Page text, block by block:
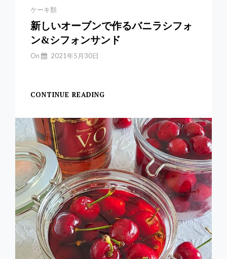
Categories
ケーキ類
新しいオーブンで作るバニラシフォ
ン&シフォンサンド
By
On 2021年5月30日
CONTINUE READING
い
オ
ー
ブ
ン
で
作
る
バ
ニ
ラ
シ
フ
ォ